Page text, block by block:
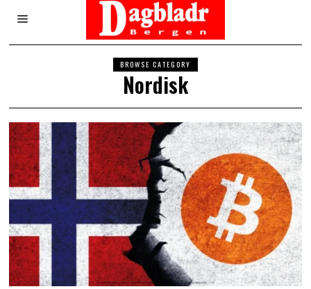
BROWSE CATEGORY
Nordisk